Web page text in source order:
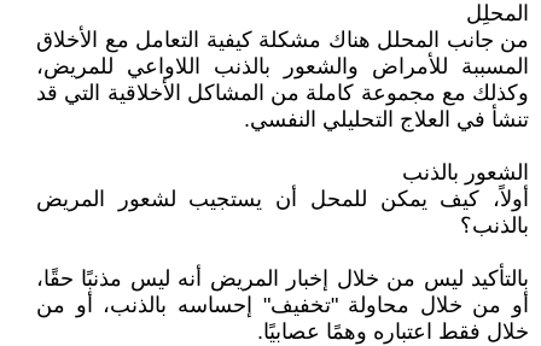
المحلِل
من جانب المحلل هناك مشكلة كيفية التعامل مع الأخلاق
المسببة للأمراض والشعور بالذنب اللاواعي للمريض،
وكذلك مع مجموعة كاملة من المشاكل الأخلاقية التي قد
تنشأ في العلاج التحليلي النفسي.
الشعور بالذنب
أولاً، كيف يمكن للمحل أن يستجيب لشعور المريض
بالذنب؟
بالتأكيد ليس من خلال إخبار المريض أنه ليس مذنبًا حقًا،
أو من خلال محاولة "تخفيف" إحساسه بالذنب، أو من
خلال فقط اعتباره وهمًا عصابيًا.